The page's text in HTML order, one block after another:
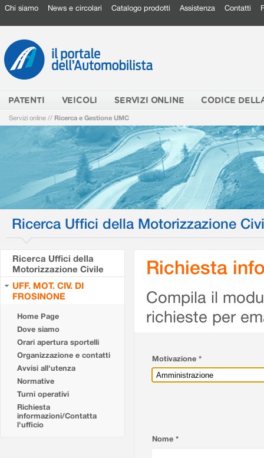
Chi siamo News e circolari Catalogo prodotti Assistenza Contatti
PATENTI VEICOLI SERVIZI ONLINE CODICE
Servizi online // Ricerca e Gestione UMC
Ricerca Uffici della Motorizzazione
Ricerca Uffici della
Motorizzazione Civile
UFF. MOT. CIV. DI
FROSINONE
Home Page
Dove siamo
Orari apertura sportelli
Organizzazione e contatti
Avvisi all'utenza
Normative
Turni operativi
Richiesta
informazioni/Contatta
l'ufficio
Richiesta
Compila il
richieste per
Motivazione *
Nome *